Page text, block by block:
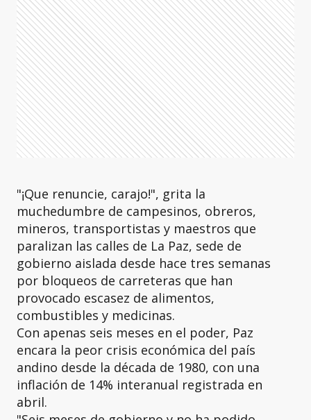
"¡Que renuncie, carajo!", grita la
muchedumbre de campesinos, obreros,
mineros, transportistas y maestros que
paralizan las calles de La Paz, sede de
gobierno aislada desde hace tres semanas
por bloqueos de carreteras que han
provocado escasez de alimentos,
combustibles y medicinas.
Con apenas seis meses en el poder, Paz
encara la peor crisis económica del país
andino desde la década de 1980, con una
inflación de 14% interanual registrada en
abril.